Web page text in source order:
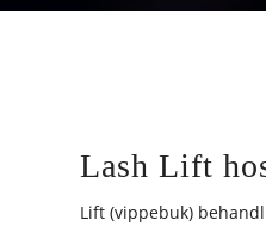
Lash Lift
Lift (vippebuk)